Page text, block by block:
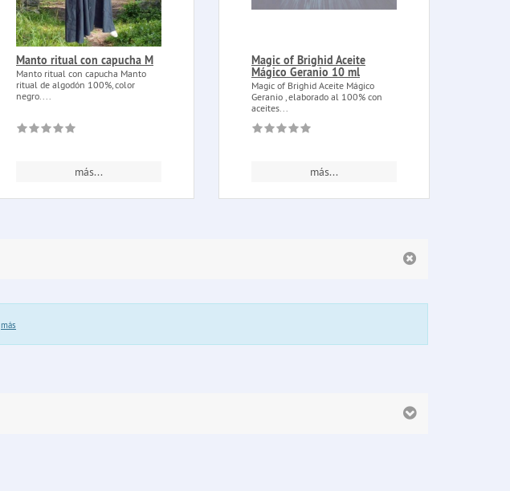
Manto ritual con capucha M
Manto ritual con capucha Manto
ritual de algodón 100%, color
negro....
más...
Magic of Brighid Aceite
Mágico Geranio 10 ml
Magic of Brighid Aceite Mágico
Geranio , elaborado al 100% con
aceites...
más...
más